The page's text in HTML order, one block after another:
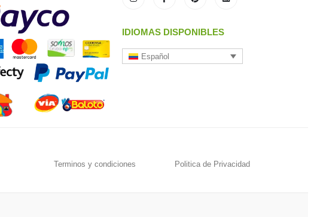
IDIOMAS DISPONIBLES
Español
Terminos y condiciones Politica de Privacidad